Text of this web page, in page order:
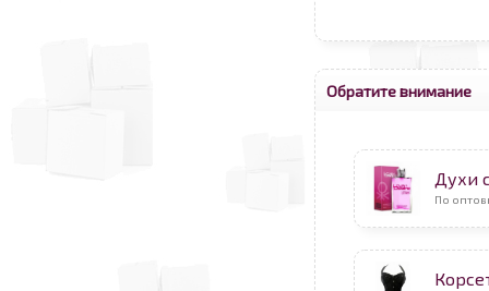
Обратите внимание
Духи
По